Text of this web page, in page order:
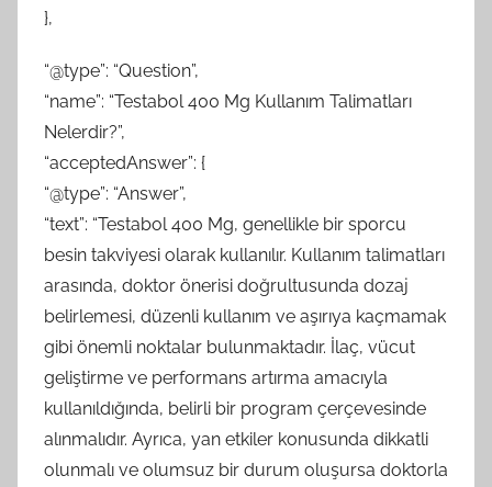
},
“@type”: “Question”,
“name”: “Testabol 400 Mg Kullanım Talimatları
Nelerdir?”,
“acceptedAnswer”: {
“@type”: “Answer”,
“text”: “Testabol 400 Mg, genellikle bir sporcu
besin takviyesi olarak kullanılır. Kullanım talimatları
arasında, doktor önerisi doğrultusunda dozaj
belirlemesi, düzenli kullanım ve aşırıya kaçmamak
gibi önemli noktalar bulunmaktadır. İlaç, vücut
geliştirme ve performans artırma amacıyla
kullanıldığında, belirli bir program çerçevesinde
alınmalıdır. Ayrıca, yan etkiler konusunda dikkatli
olunmalı ve olumsuz bir durum oluşursa doktorla